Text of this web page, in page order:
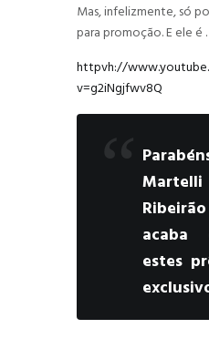
Mas, infelizmente, só
para promoção. E ele é
httpvh://
v=g2iNgjfwv8Q
acaba
estes